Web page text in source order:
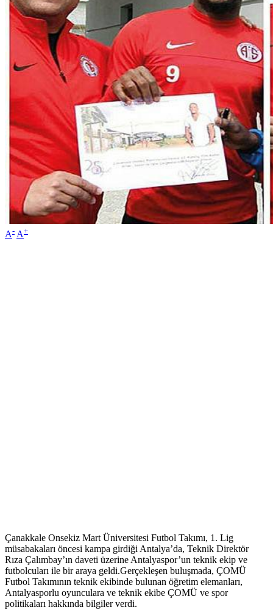
A- A+
Çanakkale Onsekiz Mart Üniversitesi Futbol Takımı, 1. Lig
müsabakaları öncesi kampa girdiği Antalya’da, Teknik Direktör
Rıza Çalımbay’ın daveti üzerine Antalyaspor’un teknik ekip ve
futbolcuları ile bir araya geldi.Gerçekleşen buluşmada, ÇOMÜ
Futbol Takımının teknik ekibinde bulunan öğretim elemanları,
Antalyasporlu oyunculara ve teknik ekibe ÇOMÜ ve spor
politikaları hakkında bilgiler verdi.